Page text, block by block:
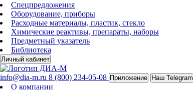
Спецпредложения
Оборудование, приборы
Расходные материалы, пластик, стекло
Химические реактивы, препараты, наборы
Предметный указатель
Библиотека
Личный кабинет
info@dia-m.ru 8 (800) 234-05-08 Приложение Наш Telegram
О компании